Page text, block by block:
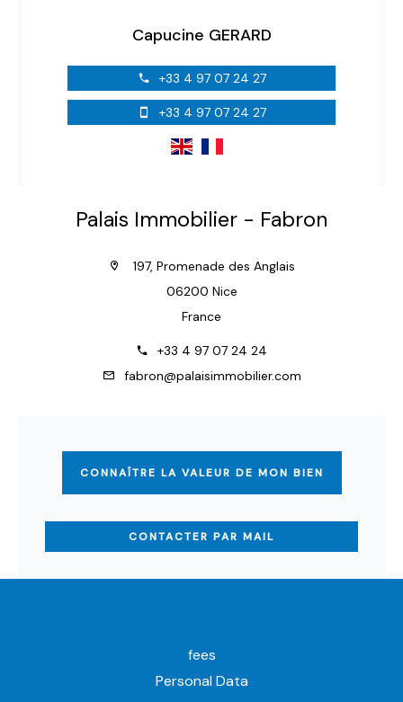
Capucine GERARD
+33 4 97 07 24 27
+33 4 97 07 24 27
Palais Immobilier - Fabron
197, Promenade des Anglais
06200 Nice
France
+33 4 97 07 24 24
fabron@palaisimmobilier.com
CONNAÎTRE LA VALEUR DE MON BIEN
CONTACTER PAR MAIL
fees
Personal Data